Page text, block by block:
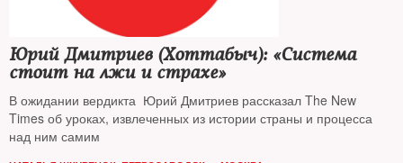
Юрий Дмитриев (Хоттабыч): «Система
стоит на лжи и страхе»
В ожидании вердикта Юрий Дмитриев рассказал The New
Times об уроках, извлеченных из истории страны и процесса
над ним самим